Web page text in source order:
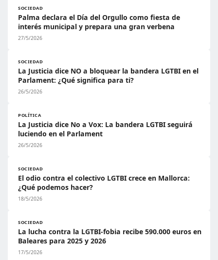
SOCIEDAD
Palma declara el Día del Orgullo como fiesta de
interés municipal y prepara una gran verbena
27/5/2026
SOCIEDAD
La Justicia dice NO a bloquear la bandera LGTBI en el
Parlament: ¿Qué significa para ti?
26/5/2026
POLÍTICA
La Justicia dice No a Vox: La bandera LGTBI seguirá
luciendo en el Parlament
26/5/2026
SOCIEDAD
El odio contra el colectivo LGTBI crece en Mallorca:
¿Qué podemos hacer?
18/5/2026
SOCIEDAD
La lucha contra la LGTBI-fobia recibe 590.000 euros en
Baleares para 2025 y 2026
17/5/2026